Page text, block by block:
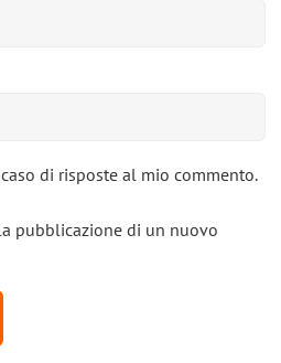
di risposte al mio commento.
pubblicazione di un nuovo